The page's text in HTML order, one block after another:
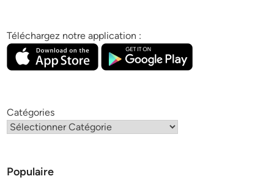
Téléchargez notre application :
Catégories
Populaire